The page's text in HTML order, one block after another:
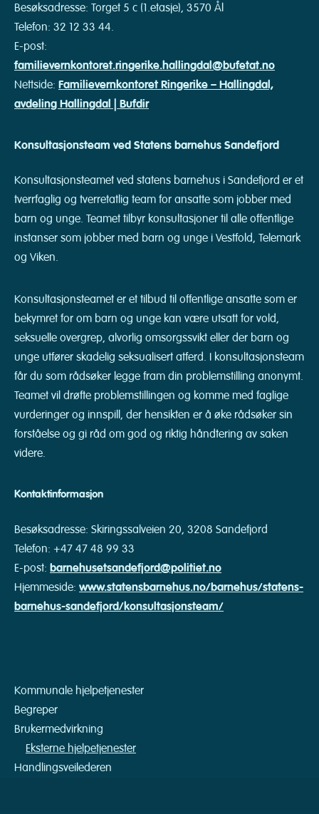
Kommunale hjelpetjenester
Begreper
Brukermedvirkning
Eksterne hjelpetjenester
Handlingsveilederen
Besøksadresse: Torget 5 c (1.etasje), 3570 Ål
Telefon: 32 12 33 44.
E-post:
familievernkontoret.ringerike.hallingdal@bufetat.no
Nettside: Familievernkontoret Ringerike – Hallingdal,
avdeling Hallingdal | Bufdir
Konsultasjonsteam ved Statens barnehus Sandefjord
Konsultasjonsteamet ved statens barnehus i Sandefjord er et
tverrfaglig og tverretatlig team for ansatte som jobber med
barn og unge. Teamet tilbyr konsultasjoner til alle offentlige
instanser som jobber med barn og unge i Vestfold, Telemark
og Viken.
Konsultasjonsteamet er et tilbud til offentlige ansatte som er
bekymret for om barn og unge kan være utsatt for vold,
seksuelle overgrep, alvorlig omsorgssvikt eller der barn og
unge utfører skadelig seksualisert atferd. I konsultasjonsteam
får du som rådsøker legge fram din problemstilling anonymt.
Teamet vil drøfte problemstillingen og komme med faglige
vurderinger og innspill, der hensikten er å øke rådsøker sin
forståelse og gi råd om god og riktig håndtering av saken
videre.
Kontaktinformasjon
Besøksadresse: Skiringssalveien 20, 3208 Sandefjord
Telefon: +47 47 48 99 33
E-post: barnehusetsandefjord@politiet.no
Hjemmeside: www.statensbarnehus.no/barnehus/statens-
barnehus-sandefjord/konsultasjonsteam/